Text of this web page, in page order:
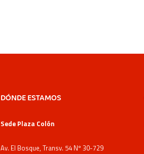
DÓNDE ESTAMOS
Sede Plaza Colón
Av. El Bosque, Transv. 54 Nº 30-729